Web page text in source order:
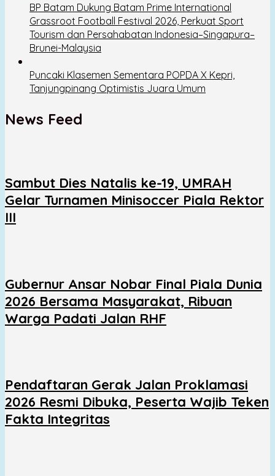
BP Batam Dukung Batam Prime International
Grassroot Football Festival 2026, Perkuat Sport
Tourism dan Persahabatan Indonesia–Singapura–
Brunei-Malaysia
Puncaki Klasemen Sementara POPDA X Kepri,
Tanjungpinang Optimistis Juara Umum
News Feed
Sambut Dies Natalis ke-19, UMRAH
Gelar Turnamen Minisoccer Piala Rektor
III
Gubernur Ansar Nobar Final Piala Dunia
2026 Bersama Masyarakat, Ribuan
Warga Padati Jalan RHF
Pendaftaran Gerak Jalan Proklamasi
2026 Resmi Dibuka, Peserta Wajib Teken
Fakta Integritas